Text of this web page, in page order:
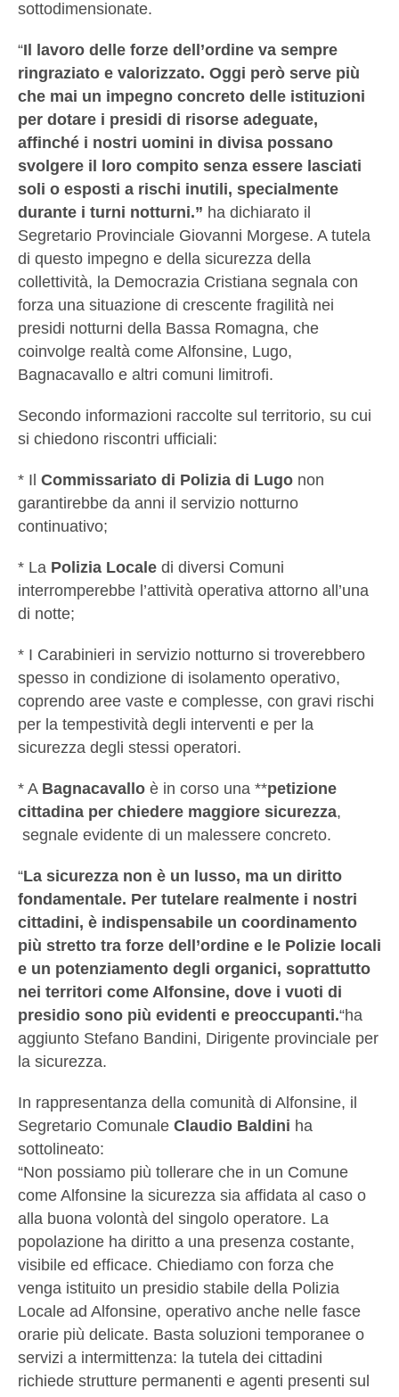
sottodimensionate.
“Il lavoro delle forze dell’ordine va sempre
ringraziato e valorizzato. Oggi però serve più
che mai un impegno concreto delle istituzioni
per dotare i presidi di risorse adeguate,
affinché i nostri uomini in divisa possano
svolgere il loro compito senza essere lasciati
soli o esposti a rischi inutili, specialmente
durante i turni notturni.” ha dichiarato il
Segretario Provinciale Giovanni Morgese. A tutela
di questo impegno e della sicurezza della
collettività, la Democrazia Cristiana segnala con
forza una situazione di crescente fragilità nei
presidi notturni della Bassa Romagna, che
coinvolge realtà come Alfonsine, Lugo,
Bagnacavallo e altri comuni limitrofi.
Secondo informazioni raccolte sul territorio, su cui
si chiedono riscontri ufficiali:
* Il Commissariato di Polizia di Lugo non
garantirebbe da anni il servizio notturno
continuativo;
* La Polizia Locale di diversi Comuni
interromperebbe l’attività operativa attorno all’una
di notte;
* I Carabinieri in servizio notturno si troverebbero
spesso in condizione di isolamento operativo,
coprendo aree vaste e complesse, con gravi rischi
per la tempestività degli interventi e per la
sicurezza degli stessi operatori.
* A Bagnacavallo è in corso una **petizione
cittadina per chiedere maggiore sicurezza,
segnale evidente di un malessere concreto.
“La sicurezza non è un lusso, ma un diritto
fondamentale. Per tutelare realmente i nostri
cittadini, è indispensabile un coordinamento
più stretto tra forze dell’ordine e le Polizie locali
e un potenziamento degli organici, soprattutto
nei territori come Alfonsine, dove i vuoti di
presidio sono più evidenti e preoccupanti.“ha
aggiunto Stefano Bandini, Dirigente provinciale per
la sicurezza.
In rappresentanza della comunità di Alfonsine, il
Segretario Comunale Claudio Baldini ha
sottolineato:
“Non possiamo più tollerare che in un Comune
come Alfonsine la sicurezza sia affidata al caso o
alla buona volontà del singolo operatore. La
popolazione ha diritto a una presenza costante,
visibile ed efficace. Chiediamo con forza che
venga istituito un presidio stabile della Polizia
Locale ad Alfonsine, operativo anche nelle fasce
orarie più delicate. Basta soluzioni temporanee o
servizi a intermittenza: la tutela dei cittadini
richiede strutture permanenti e agenti presenti sul